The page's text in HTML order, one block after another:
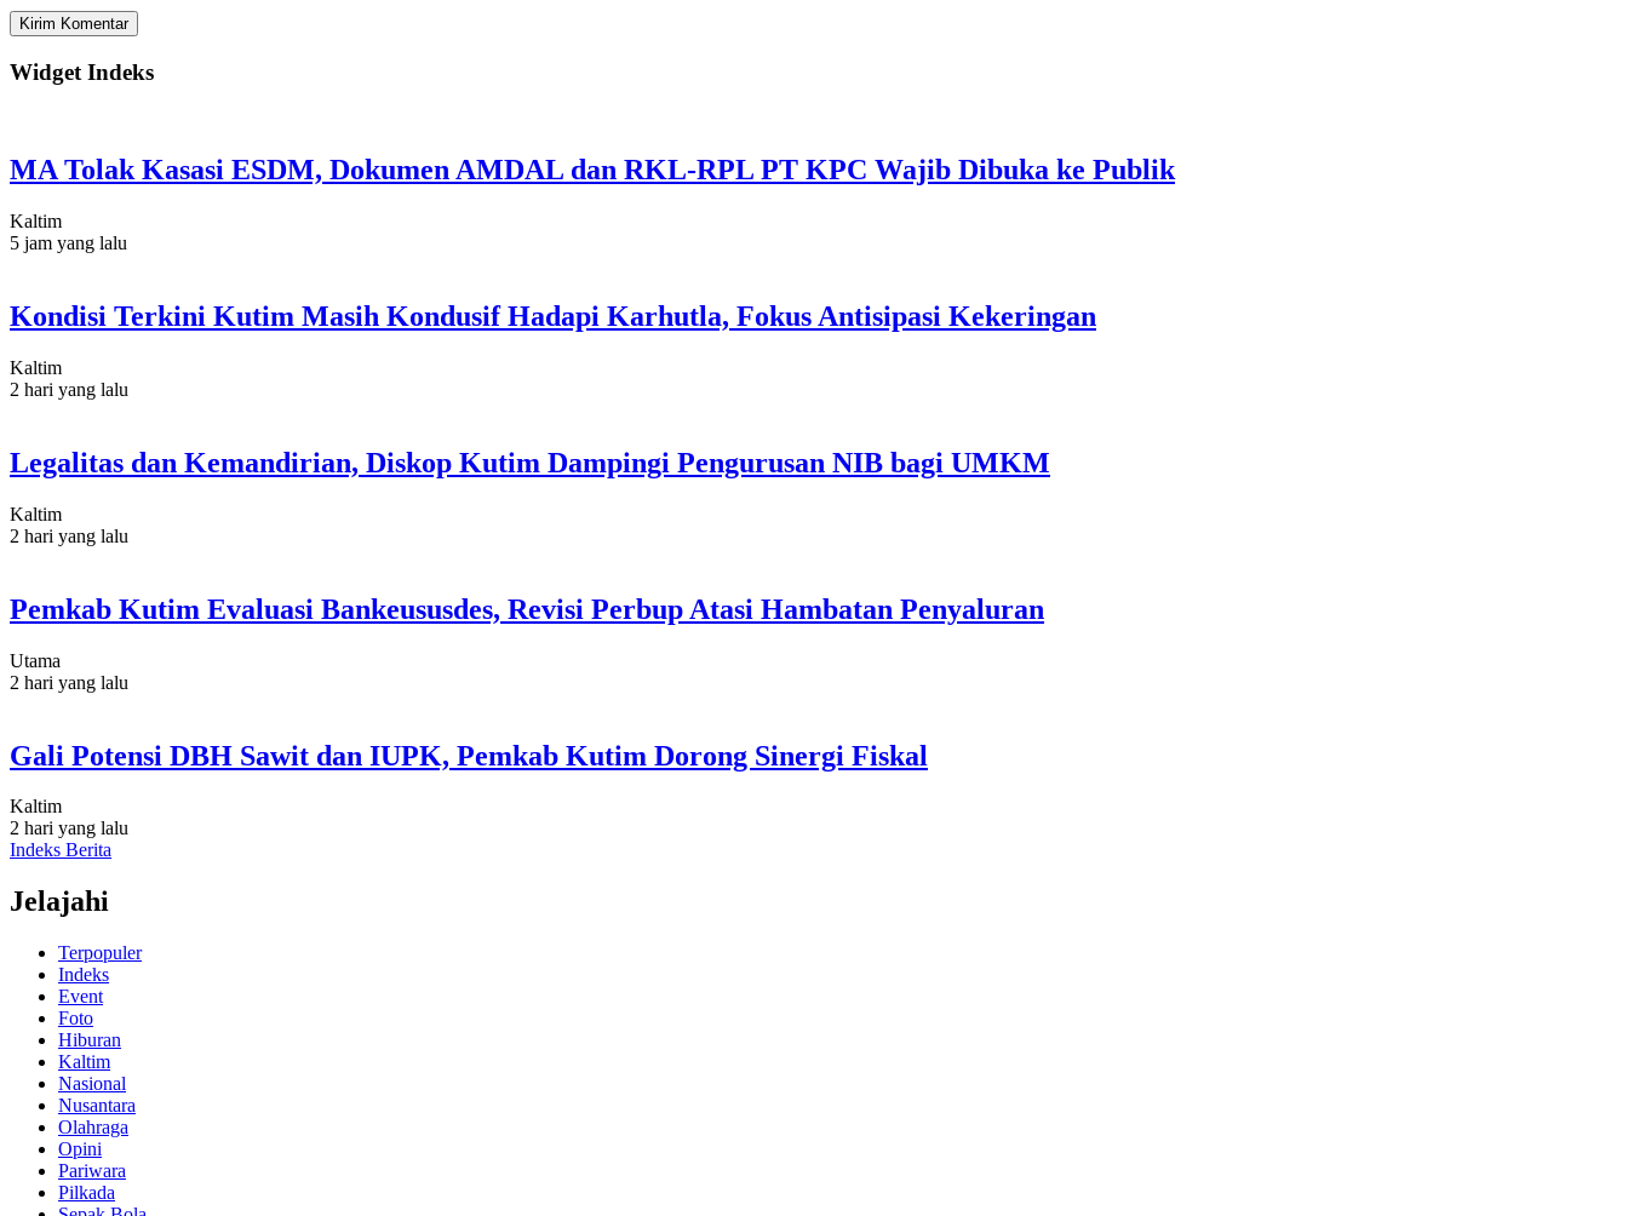
Widget Indeks
MA Tolak Kasasi ESDM, Dokumen AMDAL dan RKL-RPL PT KPC Wajib Dibuka ke Publik
Kaltim
5 jam yang lalu
Kondisi Terkini Kutim Masih Kondusif Hadapi Karhutla, Fokus Antisipasi Kekeringan
Kaltim
2 hari yang lalu
Legalitas dan Kemandirian, Diskop Kutim Dampingi Pengurusan NIB bagi UMKM
Kaltim
2 hari yang lalu
Pemkab Kutim Evaluasi Bankeususdes, Revisi Perbup Atasi Hambatan Penyaluran
Utama
2 hari yang lalu
Gali Potensi DBH Sawit dan IUPK, Pemkab Kutim Dorong Sinergi Fiskal
Kaltim
2 hari yang lalu
Indeks Berita
Jelajahi
Terpopuler
Indeks
Event
Foto
Hiburan
Kaltim
Nasional
Nusantara
Olahraga
Opini
Pariwara
Pilkada